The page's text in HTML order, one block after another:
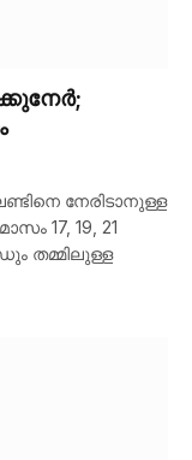
നേരിടാനുള്ള
17, 19, 21
തമ്മിലുള്ള